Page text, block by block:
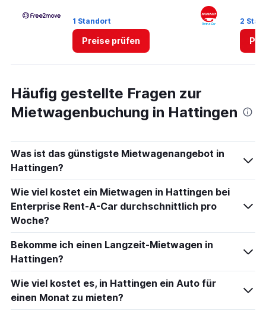
1 Standort
Preise prüfen
2
Häufig gestellte Fragen zur
Mietwagenbuchung in Hattingen
Was ist das günstigste Mietwagenangebot in
Hattingen?
Wie viel kostet ein Mietwagen in Hattingen bei
Enterprise Rent-A-Car durchschnittlich pro
Woche?
Bekomme ich einen Langzeit-Mietwagen in
Hattingen?
Wie viel kostet es, in Hattingen ein Auto für
einen Monat zu mieten?